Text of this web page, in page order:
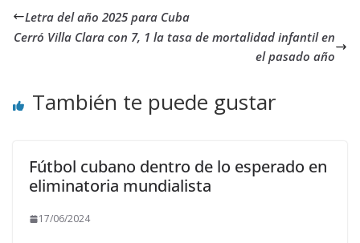
Letra del año 2025 para Cuba
Cerró Villa Clara con 7, 1 la tasa de mortalidad infantil en
el pasado año
También te puede gustar
Fútbol cubano dentro de lo esperado en
eliminatoria mundialista
17/06/2024